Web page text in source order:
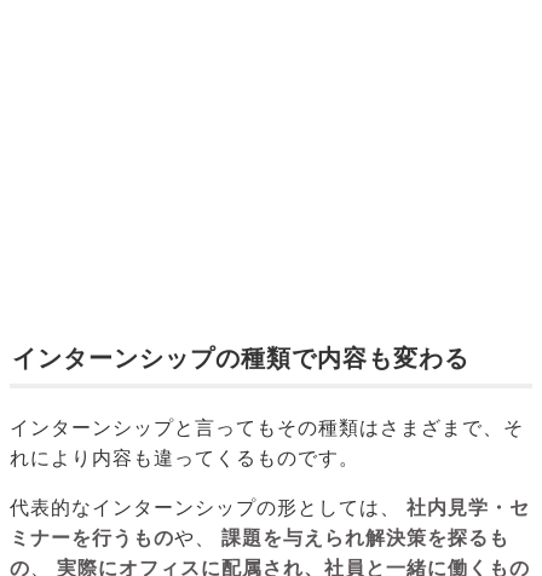
インターンシップの種類で内容も変わる
インターンシップと言ってもその種類はさまざまで、そ
れにより内容も違ってくるものです。
代表的なインターンシップの形としては、
社内見学・セ
ミナーを行うものや、
課題を与えられ解決策を探るも
の
実際にオフィスに配属され、社員と一緒に働くもの